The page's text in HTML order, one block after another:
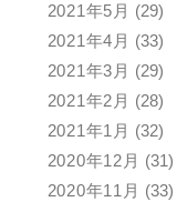
2021年5月 (29)
2021年4月 (33)
2021年3月 (29)
2021年2月 (28)
2021年1月 (32)
2020年12月 (31)
2020年11月 (33)